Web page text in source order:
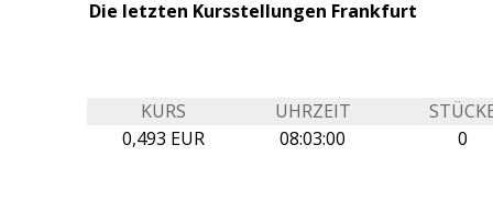
Die letzten Kursstellungen Frankfurt
KURS UHRZEIT
0,493 EUR
08:03:00 0